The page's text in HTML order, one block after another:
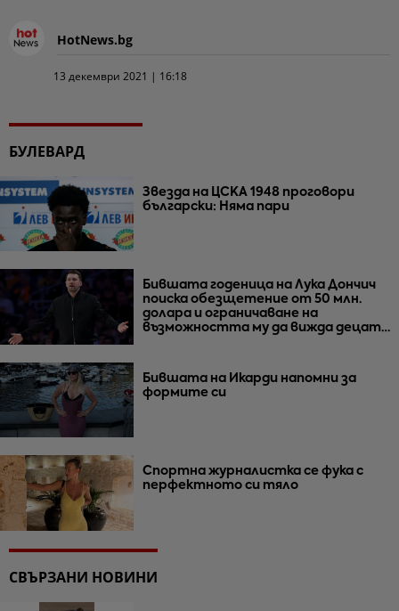
HotNews.bg
13 декември 2021 | 16:18
БУЛЕВАРД
Звезда на ЦСКА 1948 проговори
български: Няма пари
Бившата годеница на Лука Дончич
поиска обезщетение от 50 млн.
долара и ограничаване на
възможността му да вижда децата
Бившата на Икарди напомни за
формите си
Спортна журналистка се фука с
перфектното си тяло
СВЪРЗАНИ НОВИНИ